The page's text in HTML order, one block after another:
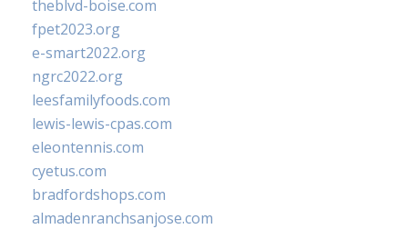
theblvd-boise.com
fpet2023.org
e-smart2022.org
ngrc2022.org
leesfamilyfoods.com
lewis-lewis-cpas.com
eleontennis.com
cyetus.com
bradfordshops.com
almadenranchsanjose.com